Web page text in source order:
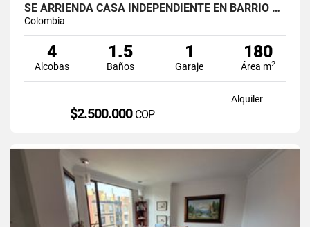
SE ARRIENDA CASA INDEPENDIENTE EN BARRIO QUIROGA SUR
Colombia
4
Alcobas
1.5
Baños
1
Garaje
180
Área m2
Alquiler
$2.500.000 COP